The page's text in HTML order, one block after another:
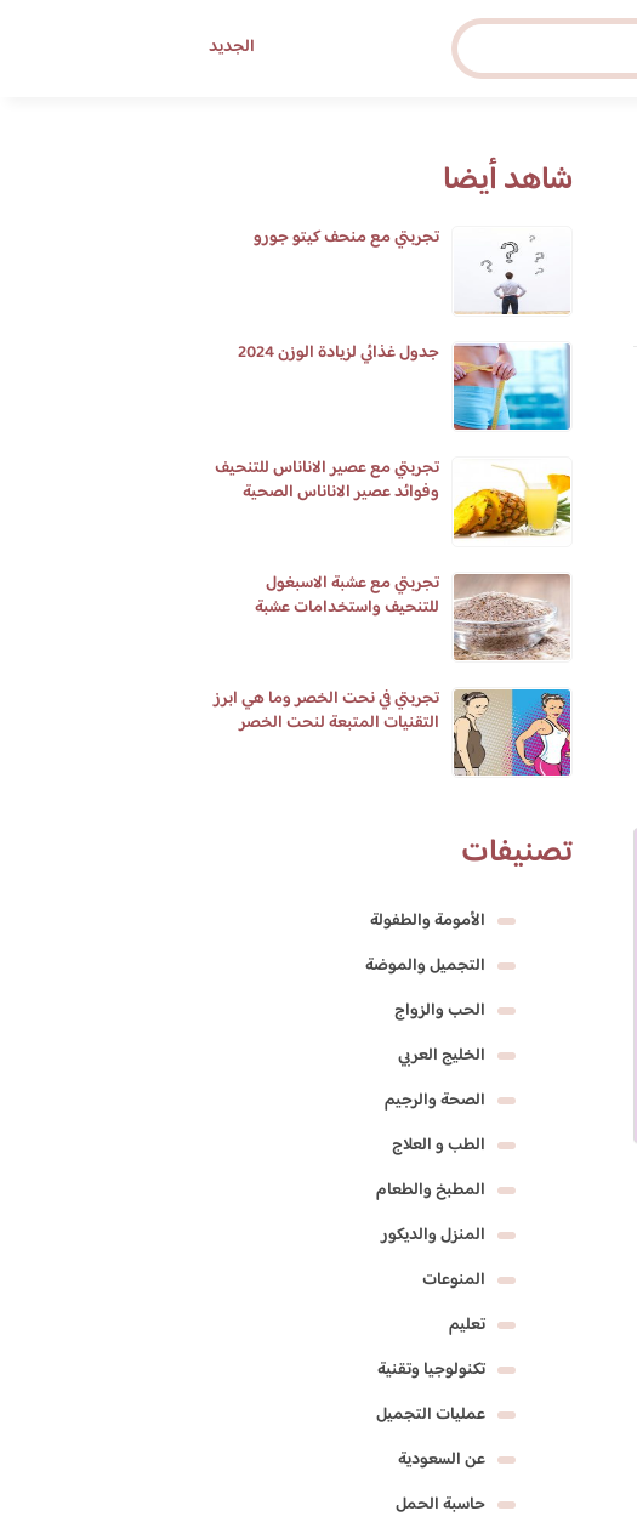
الجديد
شاهد أيضا
تجربتي مع منحف كيتو جورو
جدول غذائي لزيادة الوزن 2024
تجربتي مع عصير الاناناس للتنحيف
وفوائد عصير الاناناس الصحية
تجربتي مع عشبة الاسبغول
للتنحيف واستخدامات عشبة
تجربتي في نحت الخصر وما هي ابرز
التقنيات المتبعة لنحت الخصر
تصنيفات
الأمومة والطفولة
التجميل والموضة
الحب والزواج
الخليج العربي
الصحة والرجيم
الطب و العلاج
المطبخ والطعام
المنزل والديكور
المنوعات
تعليم
تكنولوجيا وتقنية
عمليات التجميل
عن السعودية
حاسبة الحمل